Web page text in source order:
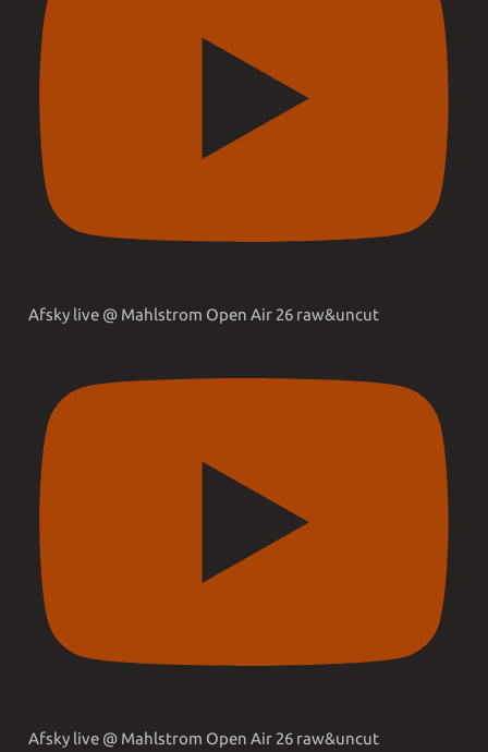
Afsky live @ Mahlstrom Open Air 26 raw&uncut
Afsky live @ Mahlstrom Open Air 26 raw&uncut